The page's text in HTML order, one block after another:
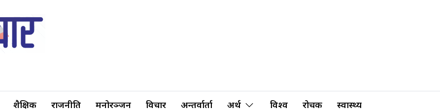
शैक्षिक राजनीति मनोरञ्जन विचार अन्तर्वार्ता अर्थ विश्व रोचक स्वास्थ्य